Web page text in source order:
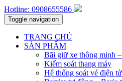
Hotline: 0908655586
Toggle navigation
TRANG CHỦ
SẢN PHẨM
Bãi giữ xe thông minh
Kiểm soát thang máy
Hệ thống soát vé điện tử